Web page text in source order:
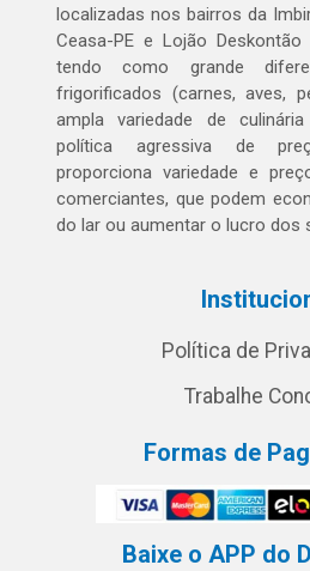
localizadas nos bairros da
Ceasa-PE e Lojão Deskontão
tendo como grande
frigorificados (carnes, aves,
ampla variedade de
política agressiva de
proporciona variedade e
comerciantes, que podem
do lar ou aumentar o lucro dos
Política de
Trabalhe
Formas de
Baixe o APP do